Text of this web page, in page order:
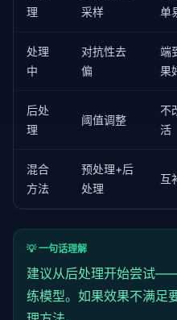
理
采样
单
处理
中
对抗性去
偏
端
果
后处
理
阈值调整
不
活
混合
方法
预处理+后
处理
互
💡 一句话理解
建议从后处理开始尝试
练模型。如果效果不满足